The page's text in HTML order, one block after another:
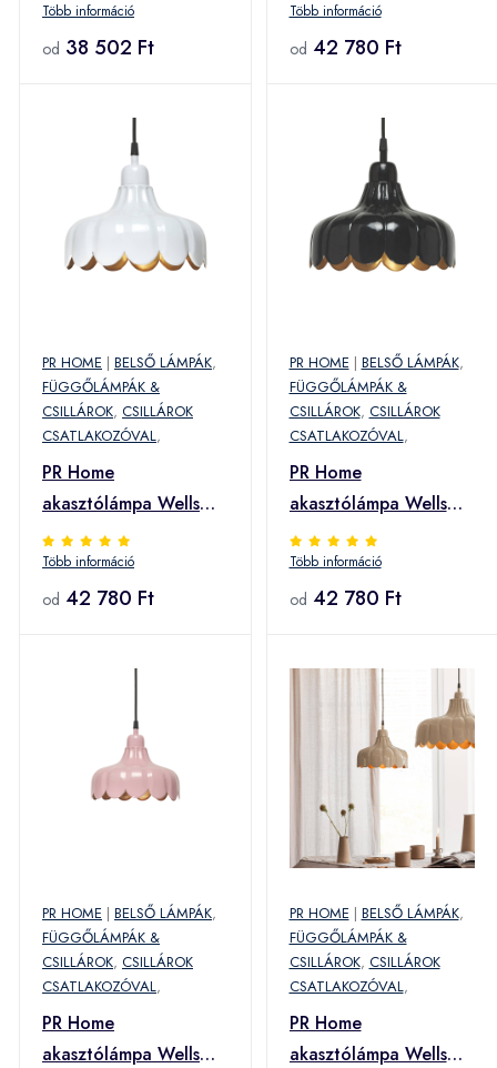
készült
Több információ
od 38 502 Ft
24 cm, dugó, dugalj
Több információ
od 42 780 Ft
PR HOME | BELSŐ LÁMPÁK,
FÜGGŐLÁMPÁK &
CSILLÁROK, CSILLÁROK
CSATLAKOZÓVAL,
PR Home
akasztólámpa Wells
Small, fehér/arany, Ø
24 cm, dugó, dugalj
Több információ
od 42 780 Ft
PR HOME | BELSŐ LÁMPÁK,
FÜGGŐLÁMPÁK &
CSILLÁROK, CSILLÁROK
CSATLAKOZÓVAL,
PR Home
akasztólámpa Wells
Small fekete/arany Ø
24 cm dugó
Több információ
od 42 780 Ft
PR HOME | BELSŐ LÁMPÁK,
FÜGGŐLÁMPÁK &
CSILLÁROK, CSILLÁROK
CSATLAKOZÓVAL,
PR Home
akasztólámpa Wells
PR HOME | BELSŐ LÁMPÁK,
FÜGGŐLÁMPÁK &
CSILLÁROK, CSILLÁROK
CSATLAKOZÓVAL,
PR Home
akasztólámpa Wells